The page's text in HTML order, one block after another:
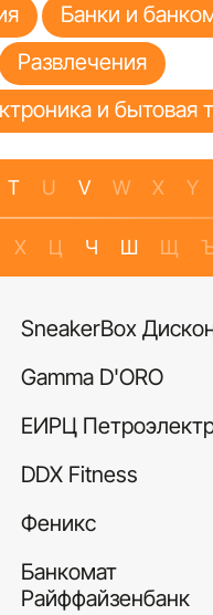
Банки и
Развлечения
и бытовая
T U V W X Y
Х Ц Ч Ш Щ
SneakerBox
Gamma D'ORO
ЕИРЦ
DDX Fitness
Феникс
Банкомат
Райффайзенбанк